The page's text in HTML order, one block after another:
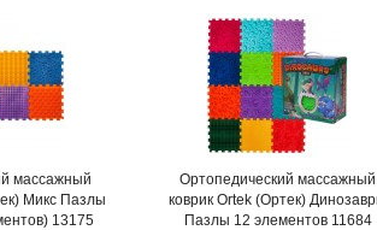
массажный
Микс Пазлы
13175
Ортопедический массажный
коврик Ortek (Ортек)
Пазлы 12 элементов 11684